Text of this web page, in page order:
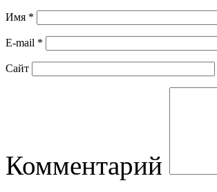
Имя *
E-mail *
Сайт
Комментарий